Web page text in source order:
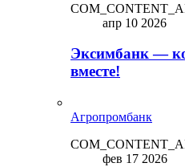
апр 10 2026
Эксимбанк —
вместе!
Агропромбанк
фев 17 2026